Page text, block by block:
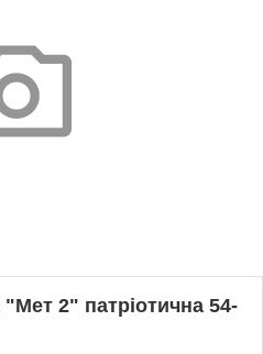
2" патріотична 54-